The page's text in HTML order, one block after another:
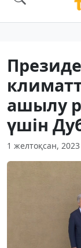
ашылу
үшін
1 желтоқсан, 2023